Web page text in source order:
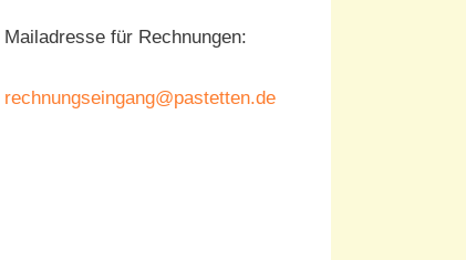
Mailadresse für Rechnungen:
rechnungseingang@pastetten.de